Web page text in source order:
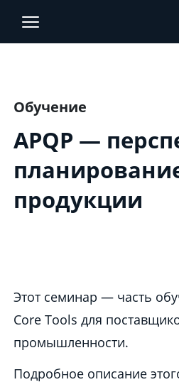
Main content section
Обучение
APQP —
продукции
Этот семинар — часть
Core Tools для
промышленности.
Подробное описание